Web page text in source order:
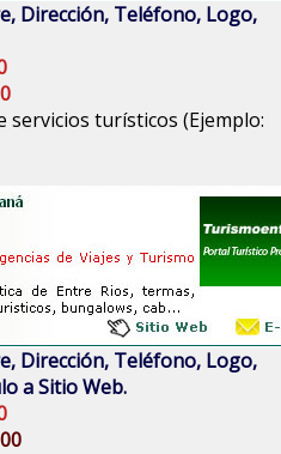
Dirección, Teléfono, Logo,
servicios turísticos (Ejemplo:
Dirección, Teléfono, Logo,
a Sitio Web.